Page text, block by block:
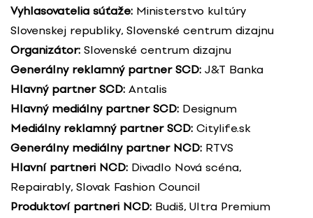
Vyhlasovatelia súťaže: Ministerstvo kultúry
Slovenskej republiky, Slovenské centrum dizajnu
Organizátor: Slovenské centrum dizajnu
Generálny reklamný partner SCD: J&T Banka
Hlavný partner SCD: Antalis
Hlavný mediálny partner SCD: Designum
Mediálny reklamný partner SCD: Citylife.sk
Generálny mediálny partner NCD: RTVS
Hlavní partneri NCD: Divadlo Nová scéna,
Repairably, Slovak Fashion Council
Produktoví partneri NCD: Budiš, Ultra Premium